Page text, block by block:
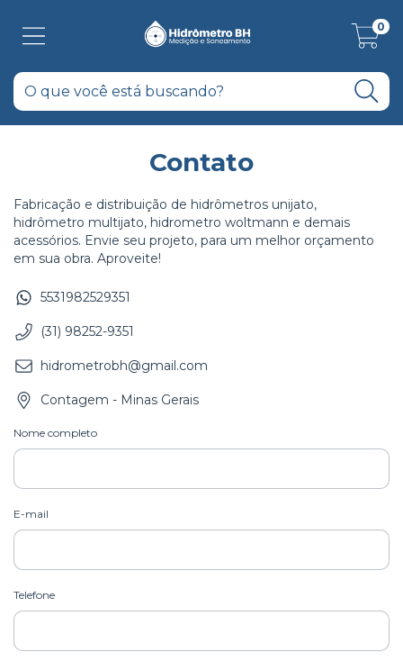
0
Contato
Fabricação e distribuição de hidrômetros unijato,
hidrômetro multijato, hidrometro woltmann e demais
acessórios. Envie seu projeto, para um melhor orçamento
em sua obra. Aproveite!
5531982529351
(31) 98252-9351
hidrometrobh@gmail.com
Contagem - Minas Gerais
Nome completo
E-mail
Telefone